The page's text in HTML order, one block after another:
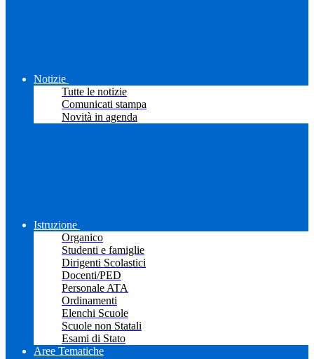
Notizie
Tutte le notizie
Comunicati stampa
Novità in agenda
Istruzione
Organico
Studenti e famiglie
Dirigenti Scolastici
Docenti/PED
Personale ATA
Ordinamenti
Elenchi Scuole
Scuole non Statali
Esami di Stato
Aree Tematiche